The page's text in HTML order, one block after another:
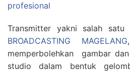
profesional
Transmitter yakni salah satu
BROADCASTING MAGELANG
memperbolehkan gambar
studio dalam bentuk